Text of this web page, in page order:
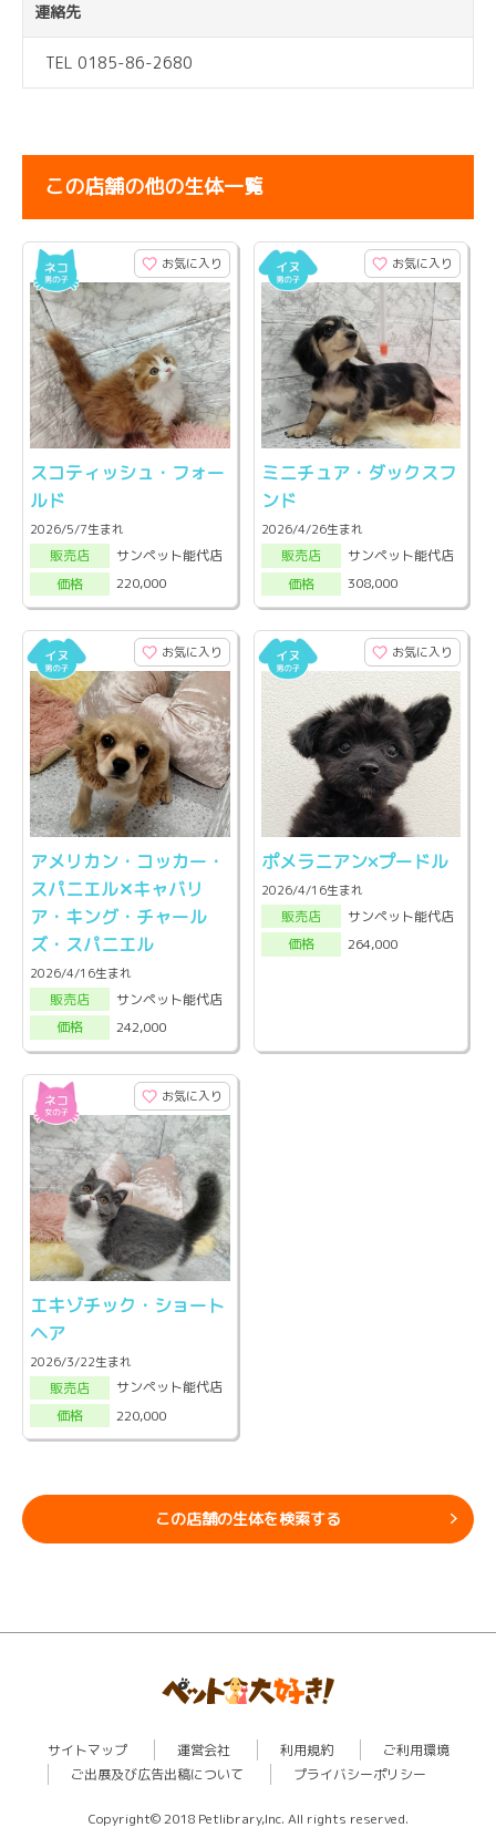
連絡先
TEL 0185-86-2680
この店舗の他の生体一覧
お気に入り
スコティッシュ・フォー
ルド
2026/5/7生まれ
販売店
サンペット能代店
価格
220,000
お気に入り
ミニチュア・ダックスフ
ンド
2026/4/26生まれ
販売店
サンペット能代店
価格
308,000
お気に入り
アメリカン・コッカー・
スパニエル✕キャバリ
ア・キング・チャール
ズ・スパニエル
2026/4/16生まれ
販売店
サンペット能代店
価格
242,000
お気に入り
ポメラニアン×プードル
2026/4/16生まれ
販売店
サンペット能代店
価格
264,000
お気に入り
エキゾチック・ショート
ヘア
2026/3/22生まれ
販売店
サンペット能代店
価格
220,000
この店舗の生体を検索する
サイトマップ 運営会社 利用規約
ご利用環境
ご出展及び広告出稿について
プライバシーポリシー
Copyright© 2018 Petlibrary,Inc. All rights reserved.